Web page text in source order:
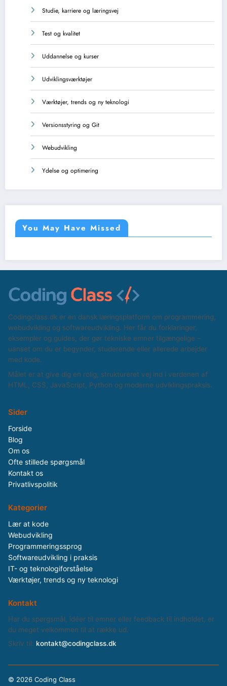
Studie, karriere og læringsvej
Test og kvalitet
Uddannelse og kurser
Udviklingsværktøjer
Værktøjer, trends og ny teknologi
Versionsstyring og Git
Webudvikling
Ydelse og optimering
You May Have Missed
Codingclass.dk er en dansk læringsplatform om programmering,
webudvikling og softwareudvikling. Her får du forklaringer,
eksempler og guides, der gør tekniske emner tilgængelige –
uanset om du er begynder, studerende eller allerede arbejder
med kode.
Målet er at give dig en rolig, struktureret vej ind i verdenen af
HTML, CSS, JavaScript, Python og moderne udviklingspraksis.
Sider
Forside
Blog
Om os
Ofte stillede spørgsmål
Kontakt os
Privatlivspolitik
Kategorier
Lær at kode
Webudvikling
Programmeringssprog
Softwareudvikling i praksis
IT- og teknologiforståelse
Værktøjer, trends og ny teknologi
Kontakt
Har du spørgsmål, idéer til emner eller feedback til indholdet, er
du meget velkommen til at række ud.
Skriv til: kontakt@codingclass.dk
© 2026 Coding Class